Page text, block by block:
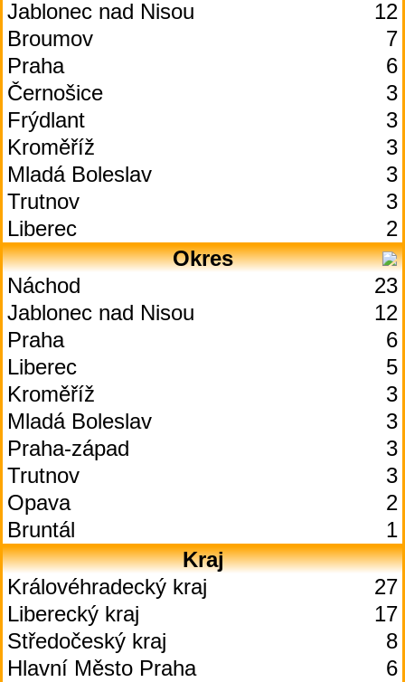
Jablonec nad Nisou
12
Broumov
7
Praha
6
Černošice
3
Frýdlant
3
Kroměříž
3
Mladá Boleslav
3
Trutnov
3
Liberec
2
Okres
Náchod
23
Jablonec nad Nisou
12
Praha
6
Liberec
5
Kroměříž
3
Mladá Boleslav
3
Praha-západ
3
Trutnov
3
Opava
2
Bruntál
1
Kraj
Královéhradecký kraj
27
Liberecký kraj
17
Středočeský kraj
8
Hlavní Město Praha
6